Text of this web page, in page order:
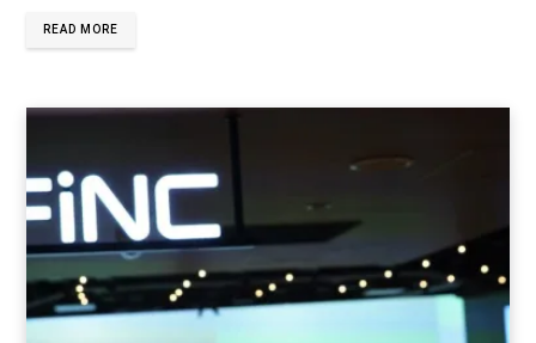
READ MORE